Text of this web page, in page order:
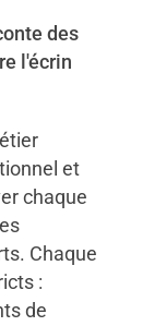
des
l'écrin
et
chaque
Chaque
:
de